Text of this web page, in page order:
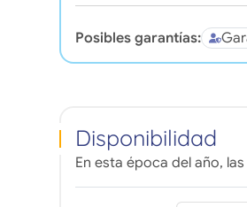
Posibles garantías:
Disponibilidad
En esta época del año,